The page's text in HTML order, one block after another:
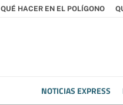
QUÉ HACER EN EL POLÍGONO
NOTICIAS EXPRESS